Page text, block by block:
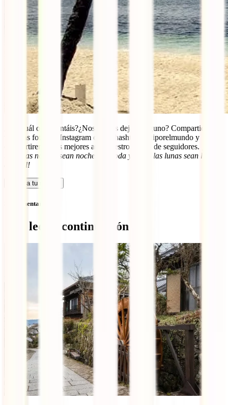
¿Por cuál os decantáis?¿Nos hemos dejado alguno? Compartid
vuestras fotos en Instagram con el hashtag #iatiporelmundo y
compartiremos las mejores ante nuestros miles de seguidores.
todas las noches sean noches de boda y todas las lunas sean lunas
de miel!
Calcula tu seguro
Sin comentarios
Qué leer a continuación